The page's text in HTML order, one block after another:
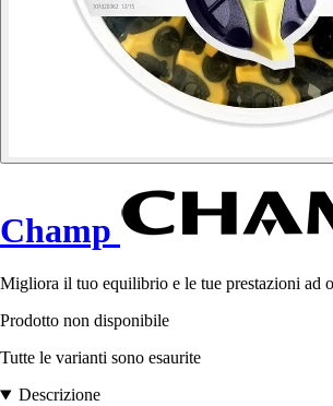
Champ
Migliora il tuo equilibrio e le tue prestazioni ad
Prodotto non disponibile
Tutte le varianti sono esaurite
Descrizione